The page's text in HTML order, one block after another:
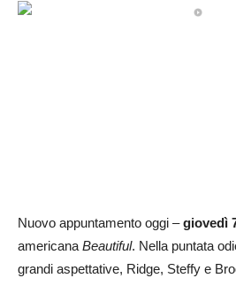
Nuovo appuntamento oggi –giovedì
americanaBeautiful. Nella puntata
grandi aspettative, Ridge, Steffy e